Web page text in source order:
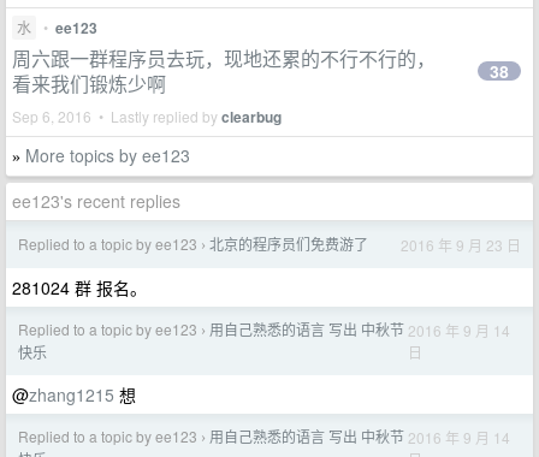
水 • ee123
周六跟一群程序员去玩，现地还累的不行不行的，
看来我们锻炼少啊
Sep 6, 2016 • Lastly replied byclearbug
38
» More topics by ee123
ee123's recent replies
Replied to a topic by ee123 › 北京的程序员们免费游了 2016 年 9 月 23 日
281024 群 报名。
Replied to a topic by ee123 › 用自己熟悉的语言 写出 中秋节
快乐
2016 年 9 月 14
日
@zhang1215 想
Replied to a topic by ee123 › 用自己熟悉的语言 写出 中秋节 2016 年 9 月 14